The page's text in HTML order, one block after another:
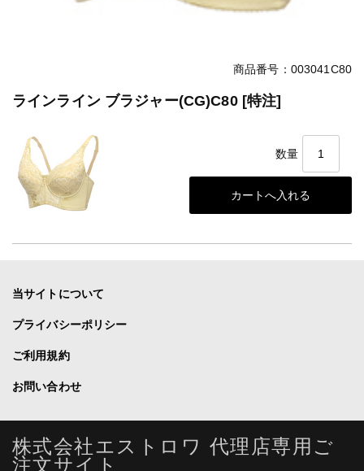
商品番号：003041C80
ラインライン ブラジャー(CG)C80 [特注]
数量
当サイトについて
プライバシーポリシー
ご利用規約
お問い合わせ
株式会社エストロワ 代理店専用ご
注文サイト